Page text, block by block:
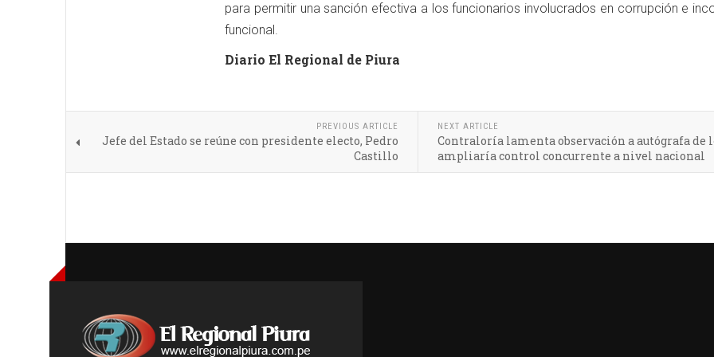
para permitir una sanción efectiva a los funcionarios involucrados en corrupción e
funcional.
Diario El Regional de Piura
PREVIOUS ARTICLE
Jefe del Estado se reúne con presidente electo, Pedro
Castillo
NEXT ARTICLE
Contraloría lamenta observación a autógrafa de
ampliaría control concurrente a nivel nacional